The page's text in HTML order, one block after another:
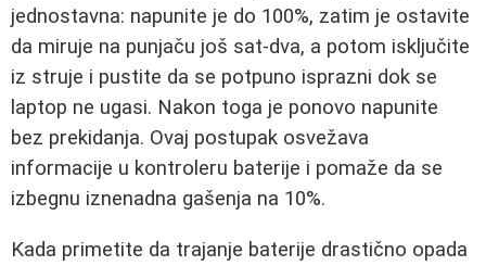
jednostavna: napunite je do 100%, zatim je ostavite
da miruje na punjaču još sat-dva, a potom isključite
iz struje i pustite da se potpuno isprazni dok se
laptop ne ugasi. Nakon toga je ponovo napunite
bez prekidanja. Ovaj postupak osvežava
informacije u kontroleru baterije i pomaže da se
izbegnu iznenadna gašenja na 10%.
Kada primetite da trajanje baterije drastično opada